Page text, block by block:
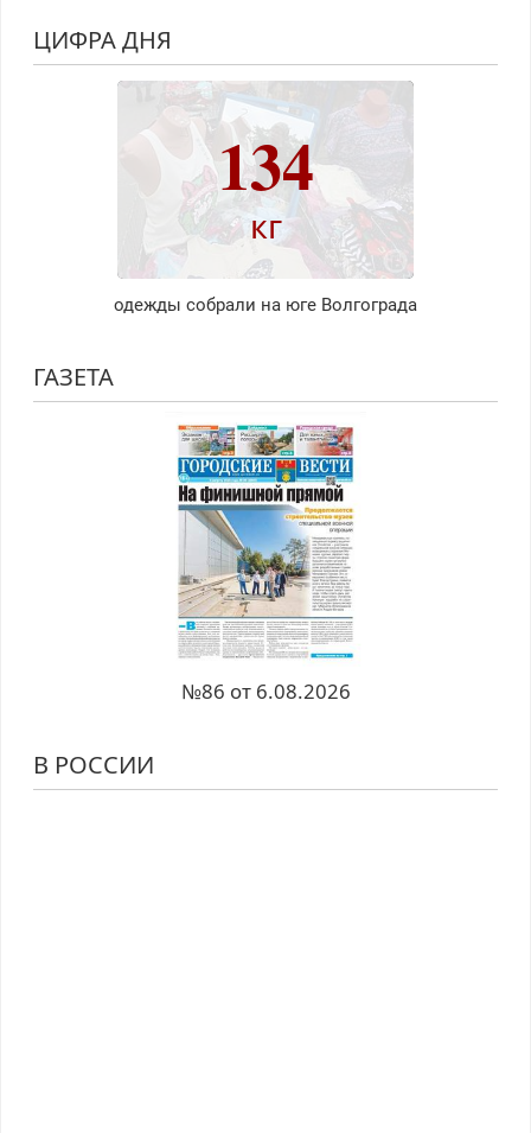
ЦИФРА ДНЯ
134
кг
одежды собрали на юге Волгограда
ГАЗЕТА
№86 от 6.08.2026
В РОССИИ